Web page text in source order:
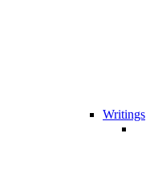
Writings